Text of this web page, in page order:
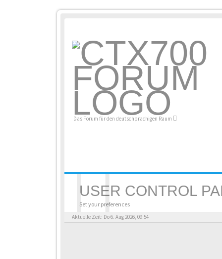
Das Forum für den deutschprachigen Raum
USER CONTROL
Set your preferences
Aktuelle Zeit: Do 6. Aug 2026, 09:54